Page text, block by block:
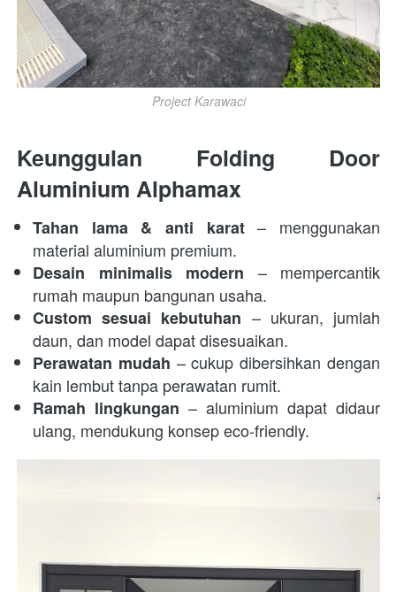
Project Karawaci
Keunggulan Folding Door
Aluminium Alphamax
Tahan lama & anti karat – menggunakan
material aluminium premium.
Desain minimalis modern – mempercantik
rumah maupun bangunan usaha.
Custom sesuai kebutuhan – ukuran, jumlah
daun, dan model dapat disesuaikan.
Perawatan mudah – cukup dibersihkan dengan
kain lembut tanpa perawatan rumit.
Ramah lingkungan – aluminium dapat didaur
ulang, mendukung konsep eco-friendly.